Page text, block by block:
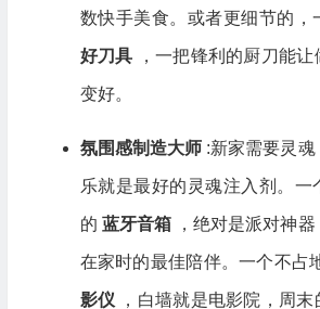
数快手美食。或者更细节的，
好刀具 ，一把锋利的厨刀能
变好。
氛围感制造大师 :新家需要灵
乐就是最好的灵魂注入剂。一
的 蓝牙音箱 ，绝对是派对神
在家时的最佳陪伴。一个不占
影仪 ，白墙就是电影院，周